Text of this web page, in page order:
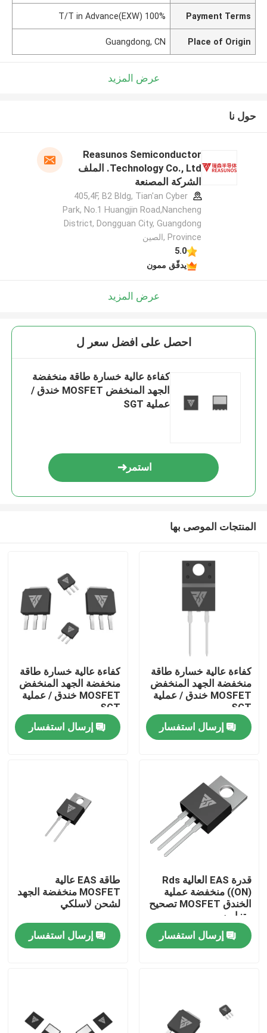
المنزل
المنتجات
جولة في المعمل
رقابة جودة
اتصل بنا
أخبار
اطلب اقتباس
كربيد السيليكون موسفيت
Payment Terms
100% T/T in Advance(EXW)
Place of Origin
Guangdong, CN
عرض المزيد
حول نا
Reasunos Semiconductor
Technology Co., Ltd. الملف
الشركة المصنعة
405,4F, B2 Bldg, Tian'an Cyber
Park, No.1 Huangjin Road,Nancheng
District, Dongguan City, Guangdong
Province ,الصين
5.0
يدقّق ممون
عرض المزيد
احصل على افضل سعر ل
كفاءة عالية خسارة طاقة منخفضة
الجهد المنخفض MOSFET خندق /
عملية SGT
استمر
المنتجات الموصى بها
كفاءة عالية خسارة طاقة
منخفضة الجهد المنخفض
MOSFET خندق / عملية
SGT
إرسال استفسار
كفاءة عالية خسارة طاقة
منخفضة الجهد المنخفض
MOSFET خندق / عملية
SGT
إرسال استفسار
قدرة EAS العالية Rds
((ON) منخفضة عملية
الخندق MOSFET تصحيح
متزامن
إرسال استفسار
طاقة EAS عالية
MOSFET منخفضة الجهد
لشحن لاسلكي
إرسال استفسار